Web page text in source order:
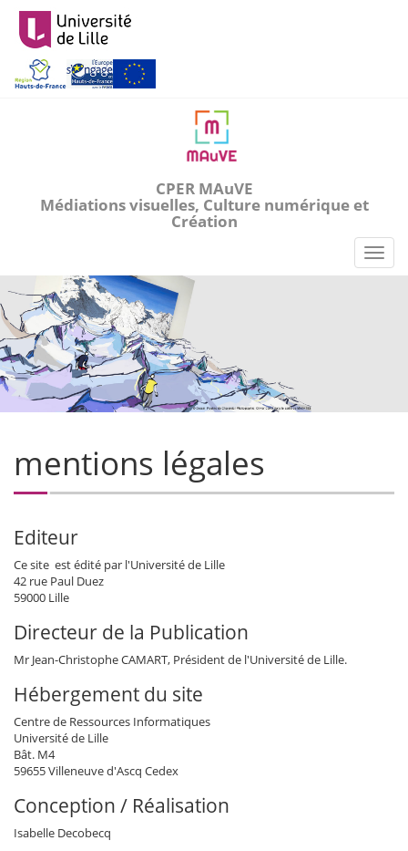
Aller
contenu
principal
CPER MAuVE
Médiations visuelles, Culture numérique et
Création
Toggle
mentions légales
Editeur
Ce site est édité par l'Université de Lille
42 rue Paul Duez
59000 Lille
Directeur de la Publication
Mr Jean-Christophe CAMART, Président de l'Université de Lille.
Hébergement du site
Centre de Ressources Informatiques
Université de Lille
Bât. M4
59655 Villeneuve d'Ascq Cedex
Conception / Réalisation
Isabelle Decobecq